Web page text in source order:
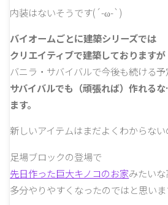
内装はないそうです(´-ω-`)
バイオームごとに建築シリーズでは
クリエイティブで建築しておりますが
バニラ・サバイバルで今後も続ける
サバイバルでも（頑張れば）作れる
ます。
新しいアイテムはまだよくわからな
足場ブロックの登場で
先日作った巨大キノコのお家みたい
多分やりやすくなったのではと思いま